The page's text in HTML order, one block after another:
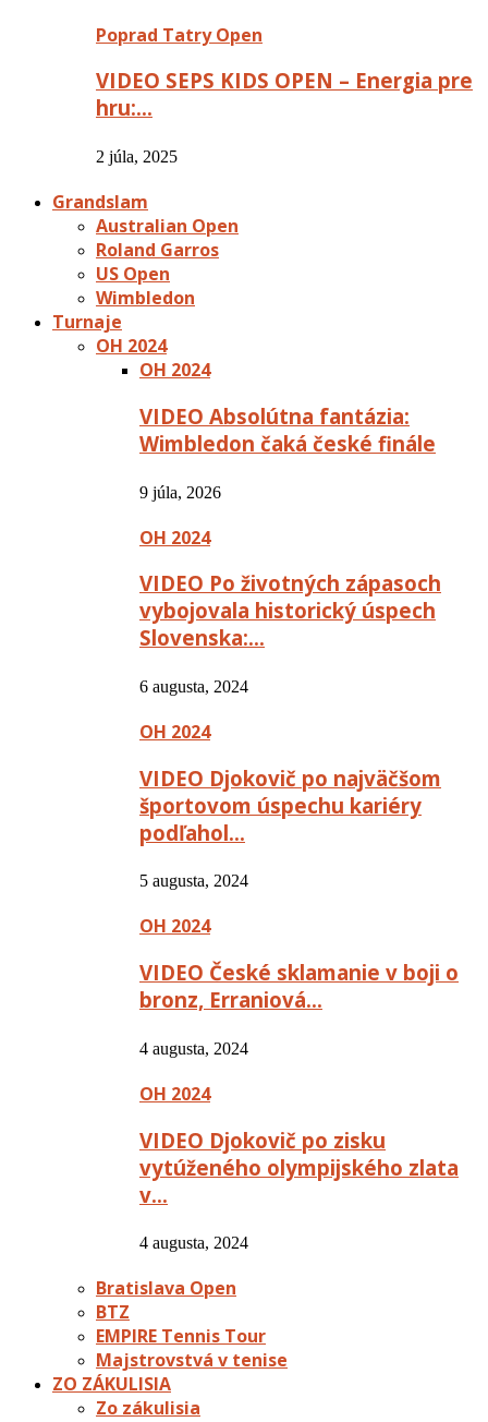
Poprad Tatry Open
VIDEO SEPS KIDS OPEN – Energia pre
hru:…
2 júla, 2025
Grandslam
Australian Open
Roland Garros
US Open
Wimbledon
Turnaje
OH 2024
OH 2024
VIDEO Absolútna fantázia:
Wimbledon čaká české finále
9 júla, 2026
OH 2024
VIDEO Po životných zápasoch
vybojovala historický úspech
Slovenska:…
6 augusta, 2024
OH 2024
VIDEO Djokovič po najväčšom
športovom úspechu kariéry
podľahol…
5 augusta, 2024
OH 2024
VIDEO České sklamanie v boji o
bronz, Erraniová…
4 augusta, 2024
OH 2024
VIDEO Djokovič po zisku
vytúženého olympijského zlata
v…
4 augusta, 2024
Bratislava Open
BTZ
EMPIRE Tennis Tour
Majstrovstvá v tenise
ZO ZÁKULISIA
Zo zákulisia